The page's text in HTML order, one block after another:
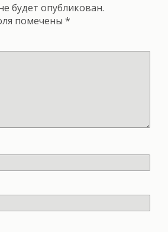
будет опубликован.
помечены *